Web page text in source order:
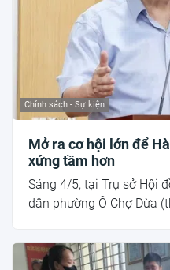
Chính sách - Sự kiện
Mở ra cơ hội lớn để
xứng tầm hơn
Sáng 4/5, tại Trụ sở Hội
dân phường Ô Chợ Dừa